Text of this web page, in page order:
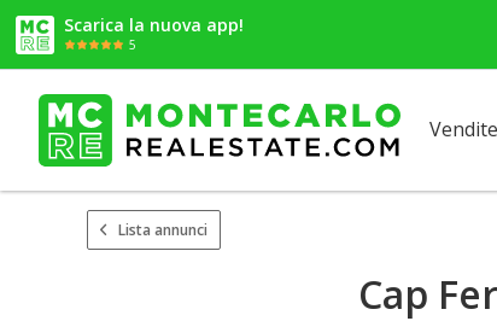
Scarica la nuova app!
5
Lista annunci
Cap